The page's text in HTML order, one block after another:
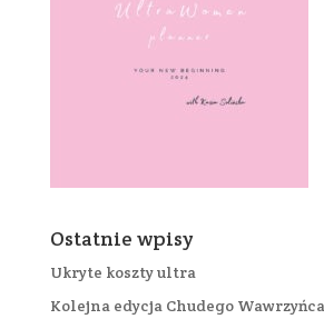
Ostatnie wpisy
Ukryte koszty ultra
Kolejna edycja Chudego Wawrzyńca